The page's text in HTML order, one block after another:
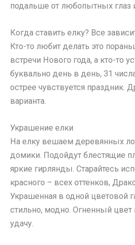
подальше от любопытных глаз
Когда ставить елку? Все
Кто-то любит делать это
встречи Нового года, а кто-то
буквально день в день, 31
острее чувствуется праздник.
варианта.
Украшение елки
На елку вешаем деревянных
домики. Подойдут блестящие
яркие гирлянды. Старайтесь
красного – всех оттенков,
Украшенная в одной цветовой
стильно, модно. Огненный
удачу.